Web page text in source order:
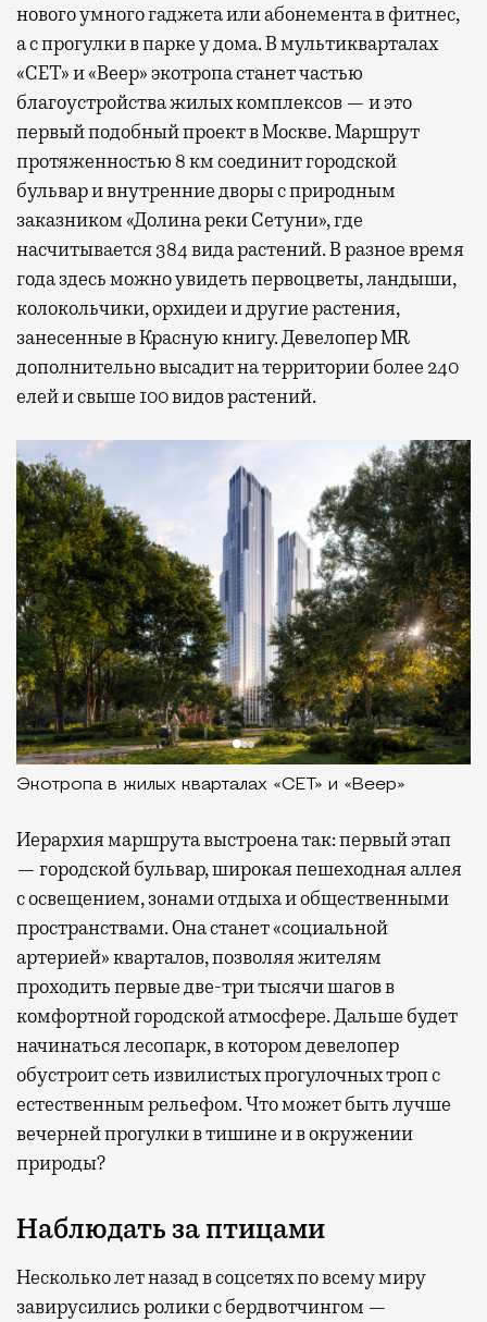
нового умного гаджета или абонемента в фитнес,
а с прогулки в парке у дома. В мультикварталах
«СЕТ» и «Веер» экотропа станет частью
благоустройства жилых комплексов — и это
первый подобный проект в Москве. Маршрут
протяженностью 8 км соединит городской
бульвар и внутренние дворы с природным
заказником «Долина реки Сетуни», где
насчитывается 384 вида растений. В разное время
года здесь можно увидеть первоцветы, ландыши,
колокольчики, орхидеи и другие растения,
занесенные в Красную книгу. Девелопер MR
дополнительно высадит на территории более 240
елей и свыше 100 видов растений.
Экотропа в жилых кварталах «СЕТ» и «Веер»
Иерархия маршрута выстроена так: первый этап
— городской бульвар, широкая пешеходная аллея
с освещением, зонами отдыха и общественными
пространствами. Она станет «социальной
артерией» кварталов, позволяя жителям
проходить первые две-три тысячи шагов в
комфортной городской атмосфере. Дальше будет
начинаться лесопарк, в котором девелопер
обустроит сеть извилистых прогулочных троп с
естественным рельефом. Что может быть лучше
вечерней прогулки в тишине и в окружении
природы?
Наблюдать за птицами
Несколько лет назад в соцсетях по всему миру
завирусились ролики с бердвотчингом —